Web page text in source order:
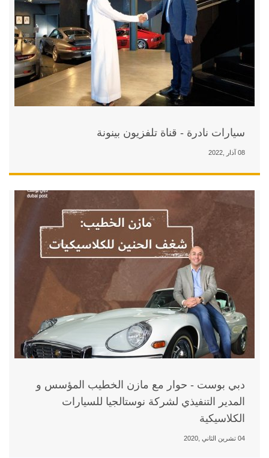
بينونة
مازن الخطيب المؤسس و
نوستالجيا للسيارات